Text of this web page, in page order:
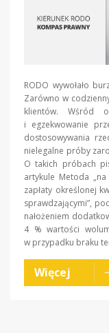
RODO wywołało
Zarówno w
klientów. Wśród
i egzekwowanie
dostosowywania
nielegalne próby
O takich próbach
artykule Metoda
zapłaty określonej
sprawdzającymi”,
nałożeniem
4 % wartości
w przypadku braku
Więcej